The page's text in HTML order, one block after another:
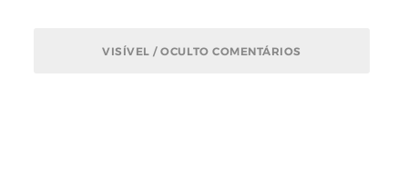
VISÍVEL / OCULTO COMENTÁRIOS